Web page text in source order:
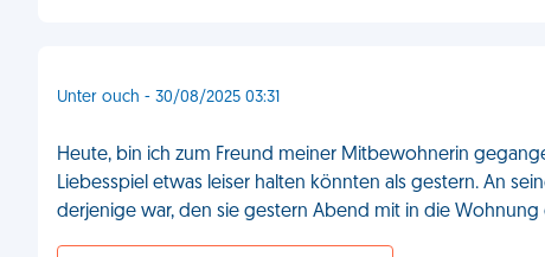
Unter ouch - 30/08/2025 03:31
Heute, bin ich zum Freund meiner Mitbewohnerin
Liebesspiel etwas leiser halten könnten als gestern. An
derjenige war, den sie gestern Abend mit in die Wohnung